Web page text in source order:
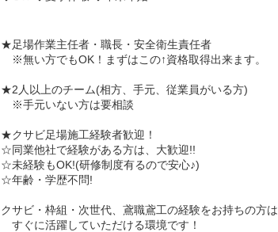
★足場作業主任者・職長・安全衛生責任者
※無い方でもOK！まずはこの↑資格取得出来ます。
★2人以上のチーム(相方、手元、従業員がいる方)
※手元いない方は要相談
★クサビ足場施工経験者歓迎！
☆同業他社で経験がある方は、大歓迎!!
☆未経験もOK!(研修制度有るので安心♪)
☆年齢・学歴不問!
クサビ・枠組・次世代、鳶職鳶工の経験をお持ちの方は
すぐに活躍していただける環境です！